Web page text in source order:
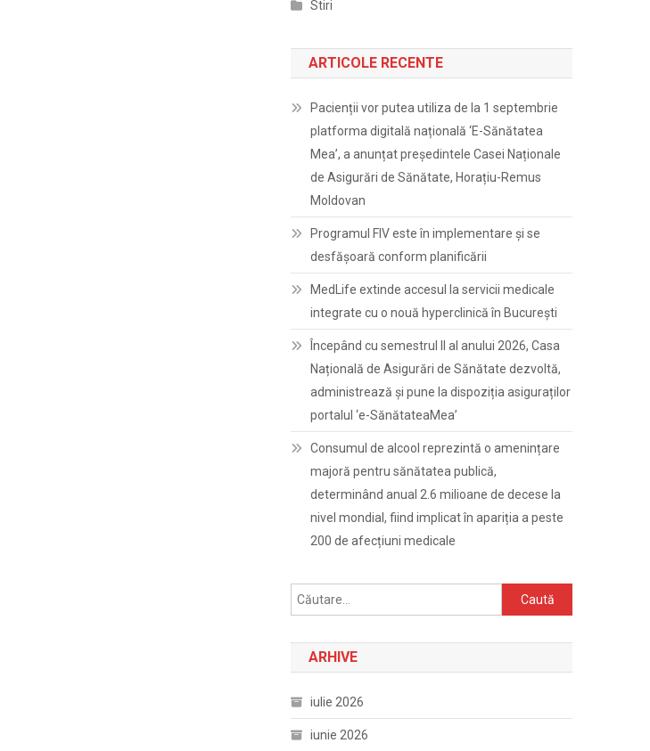
Stiri
ARTICOLE RECENTE
Pacienții vor putea utiliza de la 1 septembrie
platforma digitală națională ‘E-Sănătatea
Mea’, a anunțat președintele Casei Naționale
de Asigurări de Sănătate, Horațiu-Remus
Moldovan
Programul FIV este în implementare și se
desfășoară conform planificării
MedLife extinde accesul la servicii medicale
integrate cu o nouă hyperclinică în București
Începând cu semestrul II al anului 2026, Casa
Națională de Asigurări de Sănătate dezvoltă,
administrează și pune la dispoziția asiguraților
portalul ‘e-SănătateaMea’
Consumul de alcool reprezintă o amenințare
majoră pentru sănătatea publică,
determinând anual 2.6 milioane de decese la
nivel mondial, fiind implicat în apariția a peste
200 de afecțiuni medicale
Caută
după:
ARHIVE
iulie 2026
iunie 2026